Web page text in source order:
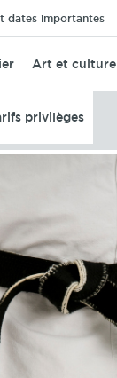
Art et culture
privilèges
dates importantes